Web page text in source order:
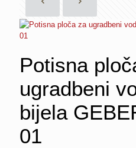
Potisna
ugradbeni
bijela
01